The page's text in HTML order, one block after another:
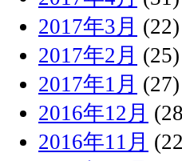
2017年3月 (22)
2017年2月 (25)
2017年1月 (27)
2016年12月
2016年11月